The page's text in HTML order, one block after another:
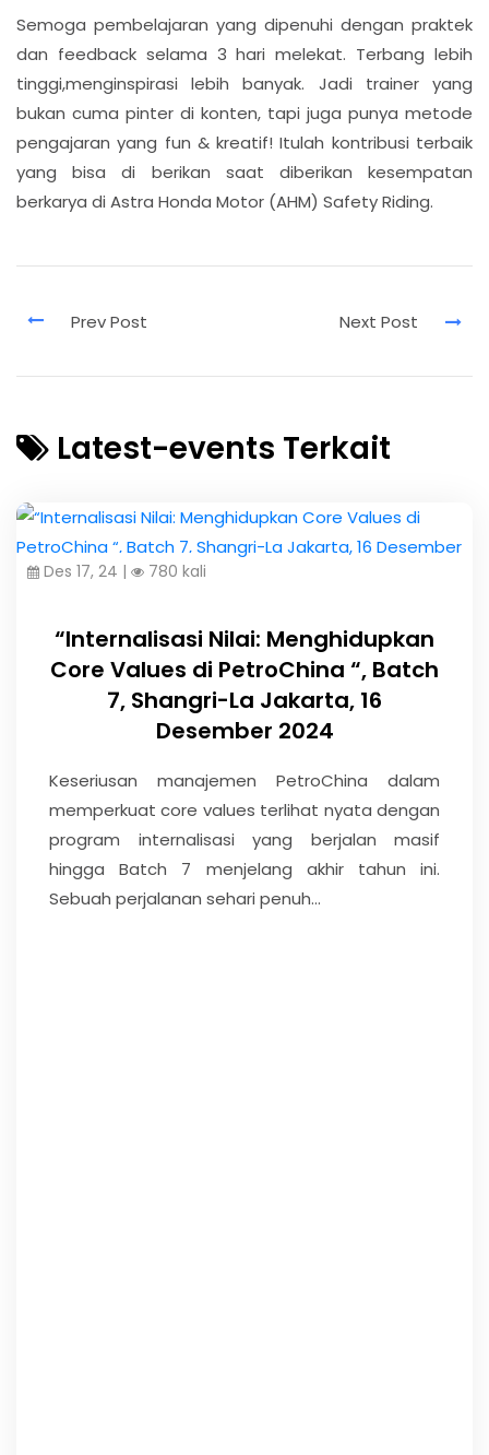
Semoga pembelajaran yang dipenuhi dengan praktek
dan feedback selama 3 hari melekat. Terbang lebih
tinggi,menginspirasi lebih banyak. Jadi trainer yang
bukan cuma pinter di konten, tapi juga punya metode
pengajaran yang fun & kreatif! Itulah kontribusi terbaik
yang bisa di berikan saat diberikan kesempatan
berkarya di Astra Honda Motor (AHM) Safety Riding.
Latest-events Terkait
Des 17, 24 | 780 kali
“Internalisasi Nilai: Menghidupkan
Core Values di PetroChina “, Batch
7, Shangri-La Jakarta, 16
Desember 2024
Keseriusan manajemen PetroChina dalam
memperkuat core values terlihat nyata dengan
program internalisasi yang berjalan masif
hingga Batch 7 menjelang akhir tahun ini.
Sebuah perjalanan sehari penuh...